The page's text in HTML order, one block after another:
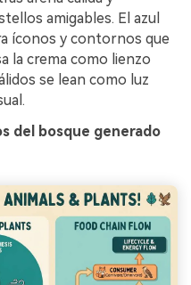
amigables. El azul
íconos y contornos que
la crema como lienzo
se lean como luz
del bosque generado